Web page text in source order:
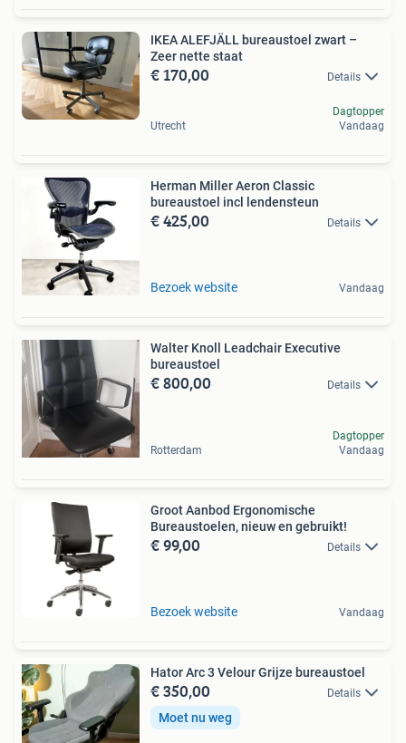
IKEA ALEFJÄLL bureaustoel zwart –
Zeer nette staat
€ 170,00 Details
Utrecht
Dagtopper
Vandaag
Herman Miller Aeron Classic
bureaustoel incl lendensteun
€ 425,00 Details
Bezoek website Vandaag
Walter Knoll Leadchair Executive
bureaustoel
€ 800,00 Details
Rotterdam
Dagtopper
Vandaag
Groot Aanbod Ergonomische
Bureaustoelen, nieuw en gebruikt!
€ 99,00 Details
Bezoek website Vandaag
Hator Arc 3 Velour Grijze bureaustoel
€ 350,00 Details
Moet nu weg